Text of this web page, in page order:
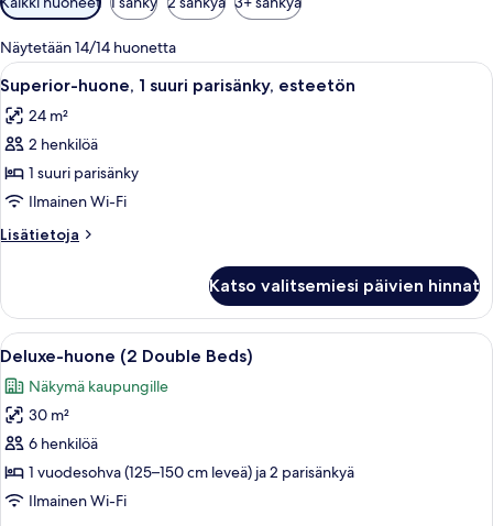
saatavilla
olevia
suodattimia
Näytetään 14/14 huonetta
Avaa
kaikki
huonetyypin
Superior-
huone,
1
suuri
parisänky,
kuvat
Hotellihuone, jossa on sänky, tuoli,
7
Superior-huone, 1 suuri parisänky, esteetön
24 m²
2 henkilöä
1 suuri parisänky
Ilmainen Wi-Fi
Lisätietoja
Lisätietoja
1
suuri
parisänky,
Katso valitsemiesi päivien hinnat
Avaa
kaikki
huonetyypin
Deluxe-
huone
(2
Double
Hotellihuone, jossa on kaksi sänkyä,
7
Deluxe-huone (2 Double Beds)
Näkymä kaupungille
30 m²
6 henkilöä
1 vuodesohva (125–150 cm leveä) ja 2 parisänkyä
Ilmainen Wi-Fi